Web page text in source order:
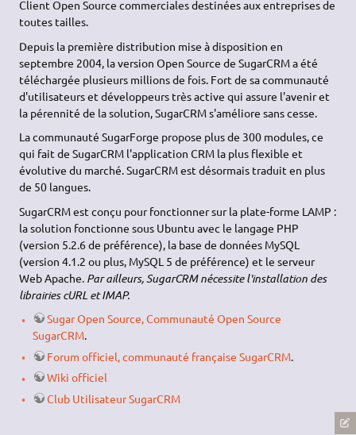
Client Open Source commerciales destinées aux entreprises de
toutes tailles.
Depuis la première distribution mise à disposition en
septembre 2004, la version Open Source de SugarCRM a été
téléchargée plusieurs millions de fois. Fort de sa communauté
d'utilisateurs et développeurs très active qui assure l'avenir et
la pérennité de la solution, SugarCRM s'améliore sans cesse.
La communauté SugarForge propose plus de 300 modules, ce
qui fait de SugarCRM l'application CRM la plus flexible et
évolutive du marché. SugarCRM est désormais traduit en plus
de 50 langues.
SugarCRM est conçu pour fonctionner sur la plate-forme LAMP :
la solution fonctionne sous Ubuntu avec le langage PHP
(version 5.2.6 de préférence), la base de données MySQL
(version 4.1.2 ou plus, MySQL 5 de préférence) et le serveur
Web Apache. Par ailleurs, SugarCRM nécessite l'installation des
librairies cURL et IMAP.
Sugar Open Source, Communauté Open Source
SugarCRM.
Forum officiel, communauté française SugarCRM.
Wiki officiel
Club Utilisateur SugarCRM